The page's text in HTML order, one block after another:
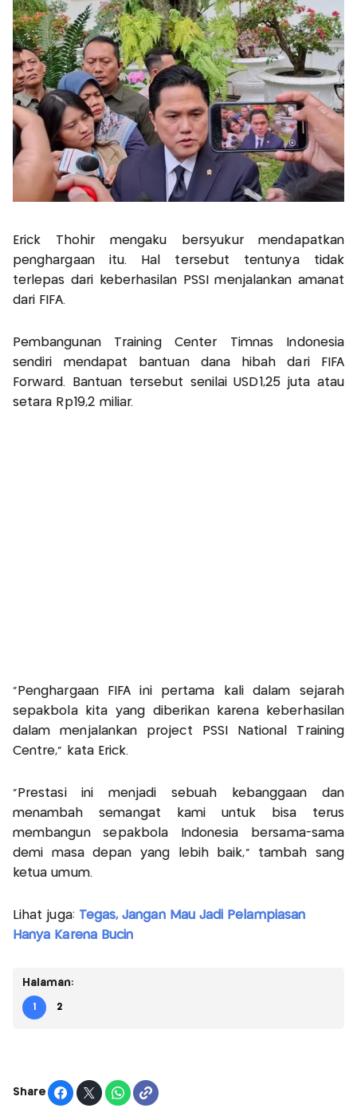
Erick Thohir mengaku bersyukur mendapatkan
penghargaan itu. Hal tersebut tentunya tidak
terlepas dari keberhasilan PSSI menjalankan amanat
dari FIFA.
Pembangunan Training Center Timnas Indonesia
sendiri mendapat bantuan dana hibah dari FIFA
Forward. Bantuan tersebut senilai USD1,25 juta atau
setara Rp19,2 miliar.
"Penghargaan FIFA ini pertama kali dalam sejarah
sepakbola kita yang diberikan karena keberhasilan
dalam menjalankan project PSSI National Training
Centre," kata Erick.
"Prestasi ini menjadi sebuah kebanggaan dan
menambah semangat kami untuk bisa terus
membangun sepakbola Indonesia bersama-sama
demi masa depan yang lebih baik," tambah sang
ketua umum.
Lihat juga: Tegas, Jangan Mau Jadi Pelampiasan
Hanya Karena Bucin
Halaman:
1 2
Share